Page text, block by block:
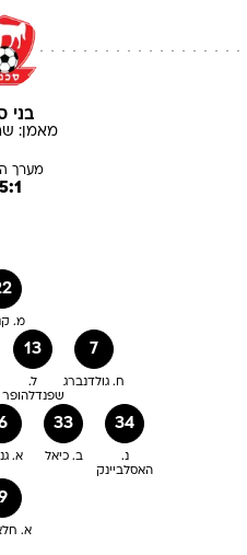
בני
מאמן:
מערך
מ.
13
ל.
שפנדלהופר
7
ח. גולדנברג
א.
33
ב. כיאל
34
נ.
האסלביינק
א.